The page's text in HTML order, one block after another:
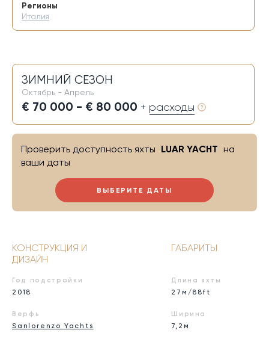
Регионы
Италия
ЗИМНИЙ СЕЗОН
Октябрь - Апрель
€ 70 000 - € 80 000 + расходы
ВЫБЕРИТЕ ДАТЫ
Проверить доступность яхты LUAR YACHT на
ваши даты
КОНСТРУКЦИЯ И
ДИЗАЙН
Год подстройки
2018
Верфь
Sanlorenzo Yachts
ГАБАРИТЫ
Длина яхты
27м/88ft
Ширина
7,2м